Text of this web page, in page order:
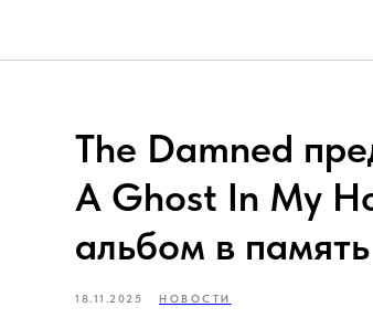
The Damned
A Ghost In My
альбом в
18.11.2025 НОВОСТИ